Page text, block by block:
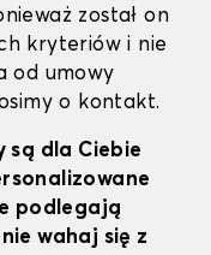
został on
kryteriów i nie
od umowy
o kontakt.
są dla Ciebie
podlegają
wahaj się z